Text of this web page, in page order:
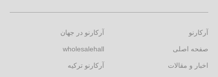
آرکارنو
صفحه اصلی
اخبار و مقالات
آرکارنو در جهان
wholesalehall
آرکارنو ترکیه